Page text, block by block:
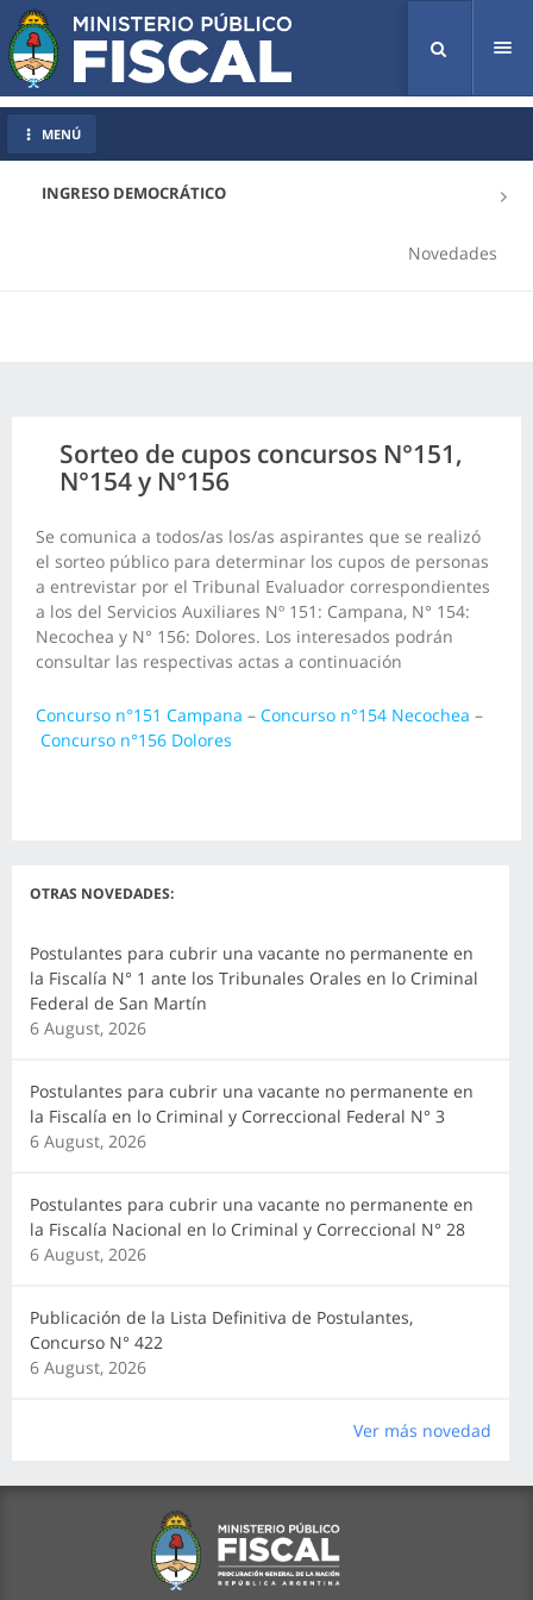
INGRESO DEMOCRÁTICO
Novedades
MENÚ
Sorteo de cupos concursos N°151,
N°154 y N°156
Se comunica a todos/as los/as aspirantes que se realizó
el sorteo público para determinar los cupos de personas
a entrevistar por el Tribunal Evaluador correspondientes
a los del Servicios Auxiliares Nº 151: Campana, N° 154:
Necochea y N° 156: Dolores. Los interesados podrán
consultar las respectivas actas a continuación
Concurso n°151 Campana – Concurso n°154 Necochea –
Concurso n°156 Dolores
OTRAS NOVEDADES:
Postulantes para cubrir una vacante no permanente en
la Fiscalía N° 1 ante los Tribunales Orales en lo Criminal
Federal de San Martín
6 August, 2026
Postulantes para cubrir una vacante no permanente en
la Fiscalía en lo Criminal y Correccional Federal N° 3
6 August, 2026
Postulantes para cubrir una vacante no permanente en
la Fiscalía Nacional en lo Criminal y Correccional N° 28
6 August, 2026
Publicación de la Lista Definitiva de Postulantes,
Concurso N° 422
6 August, 2026
Ver más novedad